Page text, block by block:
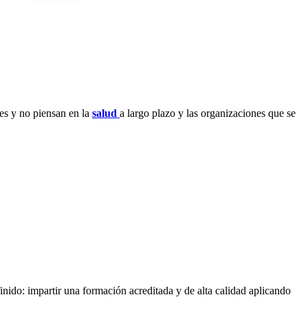
y no piensan en la salud a largo plazo y las organizaciones que se
impartir una formación acreditada y de alta calidad aplicando